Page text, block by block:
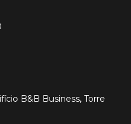
B&B Business, Torre